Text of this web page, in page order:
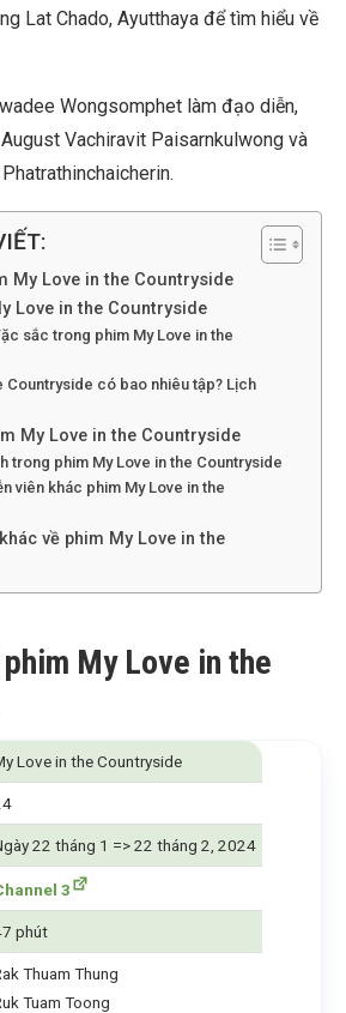
Lat Chado, Ayutthaya để tìm hiểu về
Wongsomphet làm đạo diễn,
Vachiravit Paisarnkulwong và
My Love in the Countryside
Love in the Countryside
sắc trong phim My Love in the
Countryside có bao nhiêu tập? Lịch
My Love in the Countryside
trong phim My Love in the Countryside
viên khác phim My Love in the
về phim My Love in the
My Love in the
Love in the Countryside
22 tháng 1 => 22 tháng 2, 2024
3
phút
Thuam Thung
Tuam Toong